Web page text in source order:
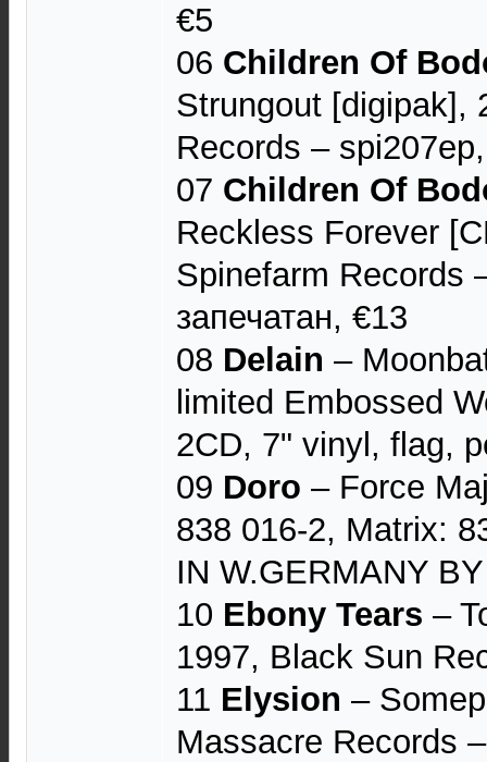
€5
06 Children Of
Strungout [digipak],
Records ‎–
07 Children Of
Reckless Forever
Spinefarm Records
запечатан, €13
08 Delain –
limited Embossed
2CD, 7" vinyl, flag,
09 Doro – Force
838 016-2, Matrix:
IN W.GERMANY
10 Ebony Tears ‎–
1997, Black Sun
11 Elysion –
Massacre Records